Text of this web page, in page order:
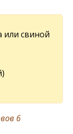
или свиной
6